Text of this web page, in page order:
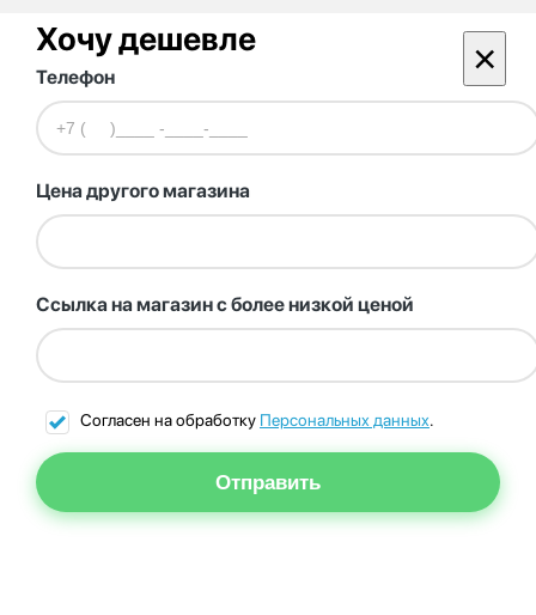
Хочу дешевле ×
Телефон
Цена другого магазина
Ссылка на магазин с более низкой ценой
Согласен на обработку Персональных данных.
Отправить